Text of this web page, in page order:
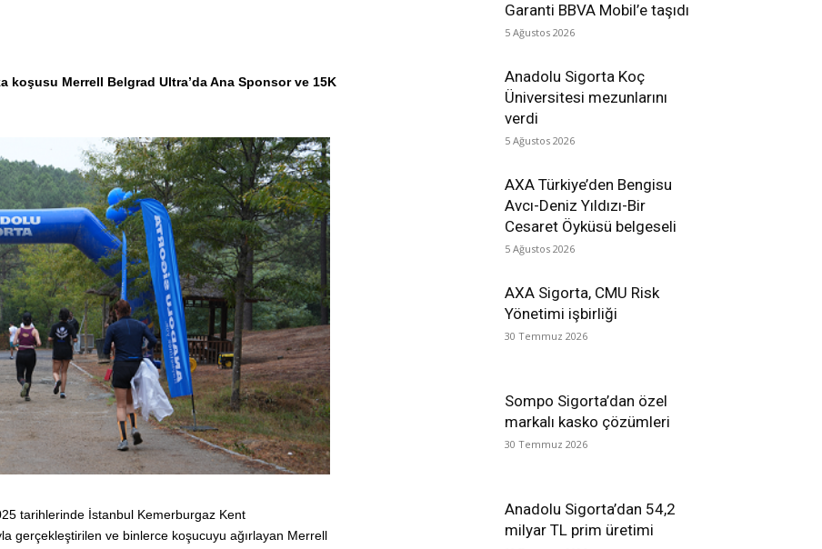
Garanti BBVA Mobil’e taşıdı
5 Ağustos 2026
Anadolu Sigorta Koç
Üniversitesi mezunlarını
verdi
5 Ağustos 2026
AXA Türkiye’den Bengisu
Avcı-Deniz Yıldızı-Bir
Cesaret Öyküsü belgeseli
5 Ağustos 2026
AXA Sigorta, CMU Risk
Yönetimi işbirliği
30 Temmuz 2026
Sompo Sigorta’dan özel
markalı kasko çözümleri
30 Temmuz 2026
Anadolu Sigorta’dan 54,2
milyar TL prim üretimi
Merrell Belgrad Ultra’da Ana Sponsor ve 15K
tarihlerinde İstanbul Kemerburgaz Kent
gerçekleştirilen ve binlerce koşucuyu ağırlayan Merrell